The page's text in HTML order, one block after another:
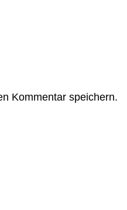
Kommentar speichern.